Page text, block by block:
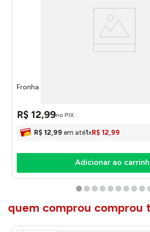
Fronha Doce Vida Lisa Azul Mar
R$ 12,99no PIX
R$ 12,99 em até1xR$ 12,99
Adicionar ao
quem comprou comprou